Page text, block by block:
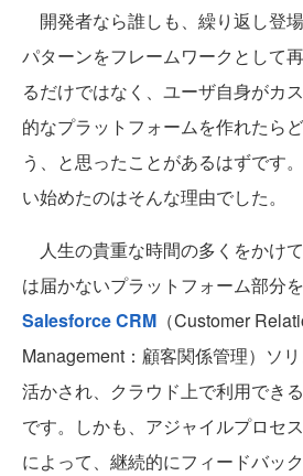
開発者なら誰しも、繰り返し登
パターンをフレームワークとして
るだけではなく、ユーザ自身がカ
的なプラットフォームを作れたら
う、と思ったことがあるはずです
い始めたのはそんな理由でした。
人生の貴重な時間の多くをかけ
は届かないプラットフォーム部分
Salesforce CRM （Customer
Management：顧客関係管理）ソ
活かされ、クラウド上で利用でき
です。しかも、アジャイルプロセ
によって、継続的にフィードバッ